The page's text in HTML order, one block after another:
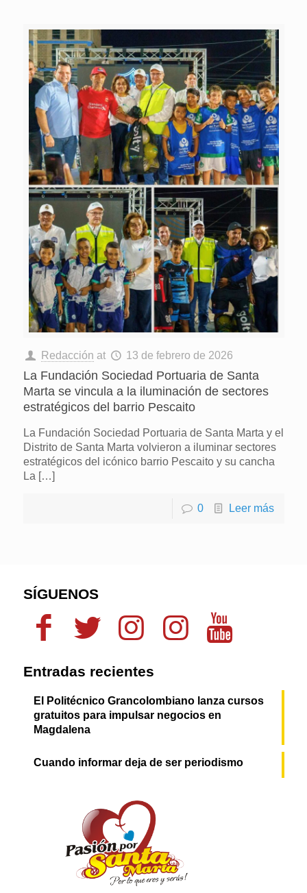
Redacción at 13 de febrero de 2026
La Fundación Sociedad Portuaria de Santa
Marta se vincula a la iluminación de sectores
estratégicos del barrio Pescaito
La Fundación Sociedad Portuaria de Santa Marta y el
Distrito de Santa Marta volvieron a iluminar sectores
estratégicos del icónico barrio Pescaito y su cancha
La […]
0 Leer más
SÍGUENOS
Entradas recientes
El Politécnico Grancolombiano lanza cursos
gratuitos para impulsar negocios en
Magdalena
Cuando informar deja de ser periodismo